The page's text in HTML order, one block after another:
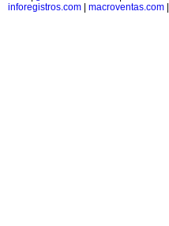
inforegistros.com
macroventas.com